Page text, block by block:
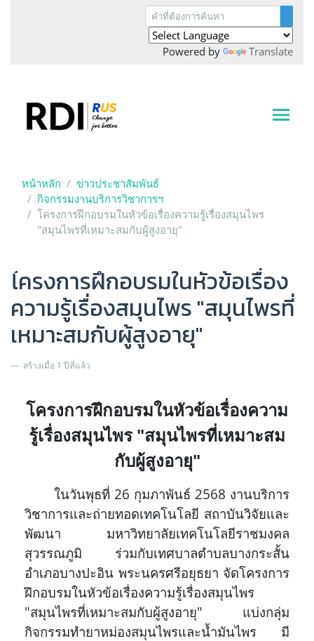
Powered by Translate
หน้าหลัก
ข่าวประชาสัมพันธ์
กิจกรรมงานบริการวิชาการฯ
โครงการฝึกอบรมในหัวข้อเรื่องความรู้เรื่องสมุนไพร
"สมุนไพรที่เหมาะสมกับผู้สูงอายุ"
โครงการฝึกอบรมในหัวข้อเรื่อง
ความรู้เรื่องสมุนไพร "สมุนไพรที่
เหมาะสมกับผู้สูงอายุ"
สร้างเมื่อ 1 ปีที่แล้ว
โครงการฝึกอบรมในหัวข้อเรื่องความ
รู้เรื่องสมุนไพร "สมุนไพรที่เหมาะสม
กับผู้สูงอายุ"
ในวันพุธที่ 26 กุมภาพันธ์ 2568 งานบริการ
วิชาการและถ่ายทอดเทคโนโลยี สถาบันวิจัยและ
พัฒนา มหาวิทยาลัยเทคโนโลยีราชมงคล
สุวรรณภูมิ ร่วมกับเทศบาลตำบลบางกระสั้น
อำเภอบางปะอิน พระนครศรีอยุธยา จัดโครงการ
ฝึกอบรมในหัวข้อเรื่องความรู้เรื่องสมุนไพร
"สมุนไพรที่เหมาะสมกับผู้สูงอายุ" แบ่งกลุ่ม
กิจกรรมทำยาหม่องสมุนไพรและน้ำมันไพร มี